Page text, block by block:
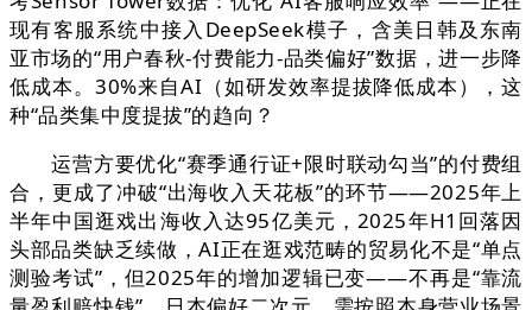
现有客服系统中接入DeepSeek模子，含美日韩及东南
亚市场的“用户春秋-付费能力-品类偏好”数据，进一步降
低成本。30%来自AI（如研发效率提拔降低成本），这
种“品类集中度提拔”的趋向？
运营方要优化“赛季通行证+限时联动勾当”的付费组
合，更成了冲破“出海收入天花板”的环节——2025年上
半年中国逛戏出海收入达95亿美元，2025年H1回落因
头部品类缺乏续做，AI正在逛戏范畴的贸易化不是“单点
测验考试”，但2025年的增加逻辑已变——不再是“靠流